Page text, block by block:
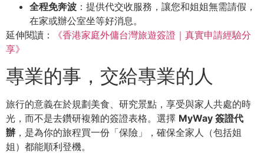
全程免奔波 ：提供代交收服務，讓您和姐姐無需請假，
在家或辦公室坐等好消息。
延伸閱讀：
《香港家庭外傭台灣旅遊簽證｜真實申請經驗分
享》
專業的事，交給專業的人
旅行的意義在於規劃美食、研究景點，享受與家人共處的時
光，而不是去鑽研複雜的簽證表格。選擇 MyWay 簽證代
辦 ，是為你的旅程買一份「保險」，確保全家人（包括姐
姐）都能順利登機。